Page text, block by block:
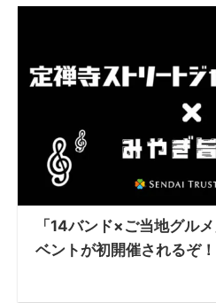
「14バンド×ご当地グル
ベントが初開催されるぞ